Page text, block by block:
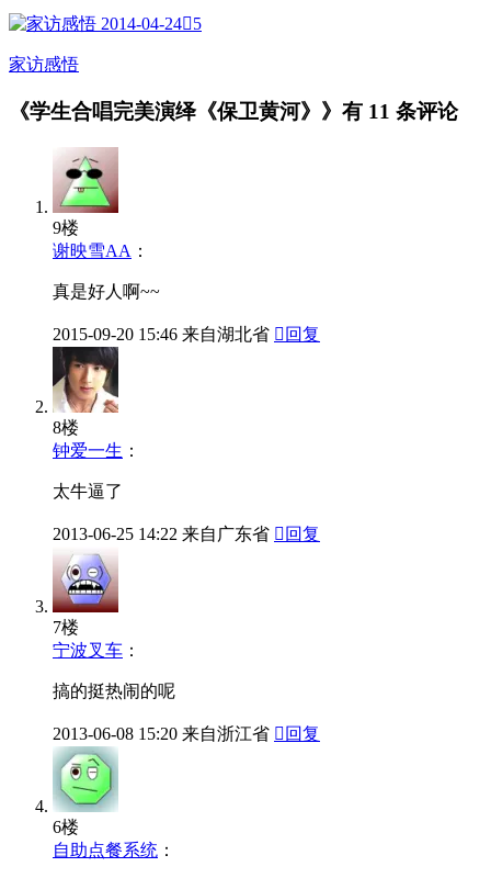
2014-04-245
家访感悟
《学生合唱完美演绎《保卫黄河》》有 11 条评论
9楼
谢映雪AA ：
真是好人啊~~
2015-09-20 15:46 来自湖北省  回复
8楼
钟爱一生 ：
太牛逼了
2013-06-25 14:22 来自广东省  回复
7楼
宁波叉车 ：
搞的挺热闹的呢
2013-06-08 15:20 来自浙江省  回复
6楼
自助点餐系统 ：